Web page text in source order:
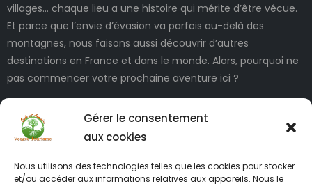
Gérer le consentement
aux cookies
Nous utilisons des technologies telles que les cookies pour stocker
et/ou accéder aux informations relatives aux appareils. Nous le
villages… chaque lieu a une histoire qui mérite d’être vécue.
Et parce que l’envie d’évasion va parfois au-delà des
montagnes, nous faisons aussi découvrir d’autres
destinations en France et dans le monde. Alors, pourquoi ne
pas commencer votre prochaine aventure ici ?